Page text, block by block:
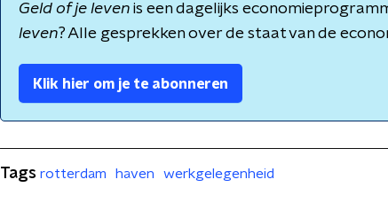
Geld of je leven is een dagelijks
leven? Alle gesprekken over de staat van de
Klik hier om je te abonneren
Tags rotterdam haven werkgelegenheid